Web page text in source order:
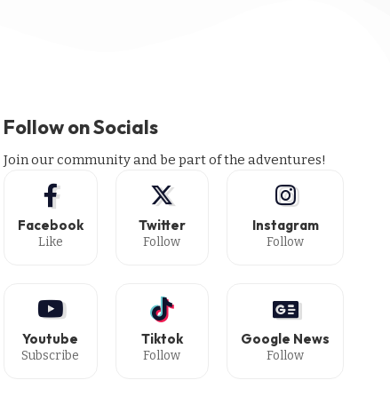
Follow on Socials
Join our community and be part of the adventures!
Facebook
Like
Twitter
Follow
Instagram
Follow
Youtube
Subscribe
Tiktok
Follow
Google News
Follow